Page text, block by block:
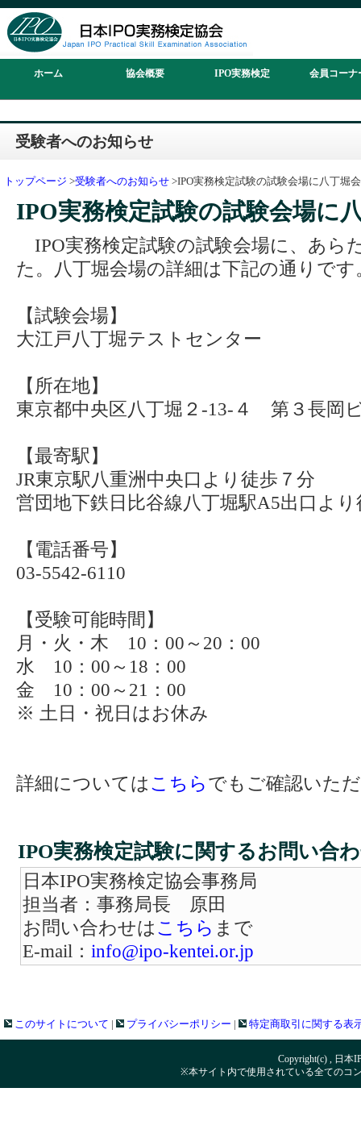
ホーム 協会概要 IPO実務検定 会員コーナ
受験者へのお知らせ
トップページ >受験者へのお知らせ >IPO実務検定試験の試験会場に八丁堀
IPO実務検定試験の試験会場に
IPO実務検定試験の試験会場に、あら
た。八丁堀会場の詳細は下記の通りです
【試験会場】
大江戸八丁堀テストセンター
【所在地】
東京都中央区八丁堀２-13-４ 第３長岡
【最寄駅】
JR東京駅八重洲中央口より徒歩７分
営団地下鉄日比谷線八丁堀駅A5出口より
【電話番号】
03-5542-6110
【受験可能時間】
月・火・木 10：00～20：00
水 10：00～18：00
金 10：00～21：00
※ 土日・祝日はお休み
詳細についてはこちらでもご確認いた
IPO実務検定試験に関するお問い合
日本IPO実務検定協会事務局
担当者：事務局長 原田
お問い合わせはこちら まで
E-mail： info@ipo-kentei.or.jp
このサイトについて | プライバシーポリシー | 特定商取引に関する表
Copyright(c) , 日本
※本サイト内で使用されている全てのコ